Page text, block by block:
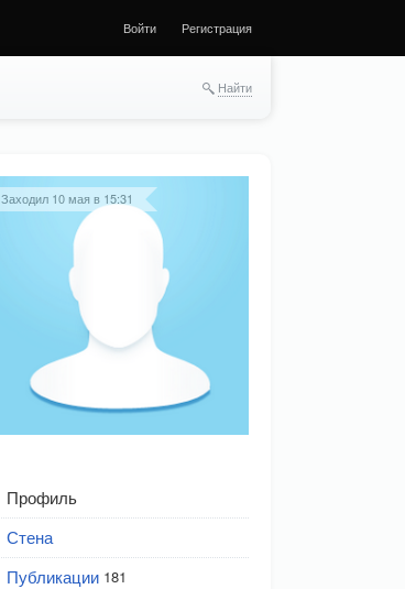
Войти Регистрация
Найти
Заходил 10 мая в 15:31
Профиль
Стена
Публикации 181